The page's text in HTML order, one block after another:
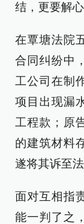
结，更要解
在覃塘法院
合同纠纷中
工公司在制
项目出现漏
工程款；原
的建筑材料
遂将其诉至
面对互相指
能一判了之